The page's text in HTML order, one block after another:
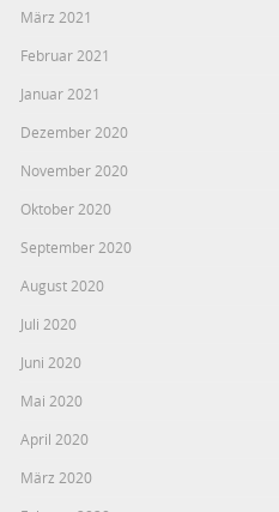
März 2021
Februar 2021
Januar 2021
Dezember 2020
November 2020
Oktober 2020
September 2020
August 2020
Juli 2020
Juni 2020
Mai 2020
April 2020
März 2020